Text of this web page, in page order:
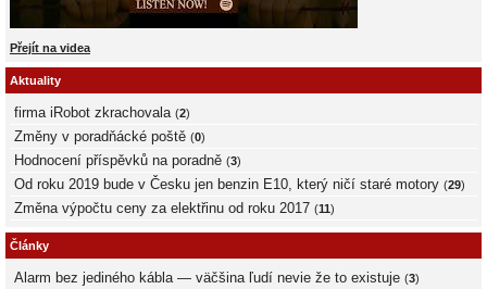
Přejít na videa
Aktuality
firma iRobot zkrachovala (2)
Změny v poradňácké poště (0)
Hodnocení příspěvků na poradně (3)
Od roku 2019 bude v Česku jen benzin E10, který ničí staré motory (29)
Změna výpočtu ceny za elektřinu od roku 2017 (11)
Články
Alarm bez jediného kábla — väčšina ľudí nevie že to existuje (3)